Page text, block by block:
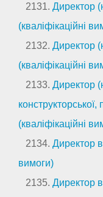
2131. Директор
(кваліфікаційні
2132. Директор
(кваліфікаційні
2133. Директор
(кваліфікаційні
2134. Директор
вимоги)
2135. Директор